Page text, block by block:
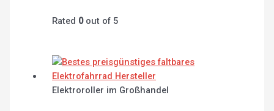
Rated 0out of 5
Elektroroller im Großhandel